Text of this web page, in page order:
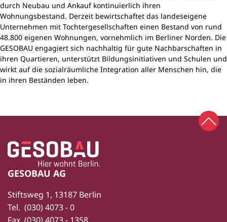
durch Neubau und Ankauf kontinuierlich ihren
Wohnungsbestand. Derzeit bewirtschaftet das landeseigene
Unternehmen mit Tochtergesellschaften einen Bestand von rund
48.800 eigenen Wohnungen, vornehmlich im Berliner Norden. Die
GESOBAU engagiert sich nachhaltig für gute Nachbarschaften in
ihren Quartieren, unterstützt Bildungsinitiativen und Schulen und
wirkt auf die sozialräumliche Integration aller Menschen hin, die
in ihren Beständen leben.
Fußbereich
Zur Startseite
GESOBAU AG
Stiftsweg 1, 13187 Berlin
Tel. (030) 4073 - 0